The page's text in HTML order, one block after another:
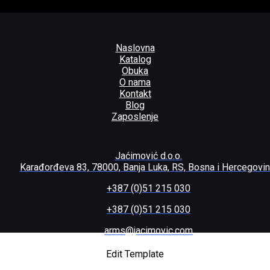
Naslovna
Katalog
Obuka
O nama
Kontakt
Blog
Zaposlenje
Jaćimović d.o.o.
Karađorđeva 83, 78000, Banja Luka, RS, Bosna i
+387 (0)51 215 030
+387 (0)51 215 030
arms@jacimovic.com
Edit Template